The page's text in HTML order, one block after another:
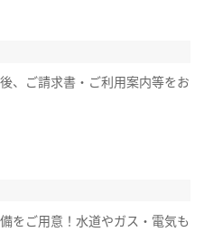
、ご請求書・ご利用案内等をお
をご用意！水道やガス・電気も